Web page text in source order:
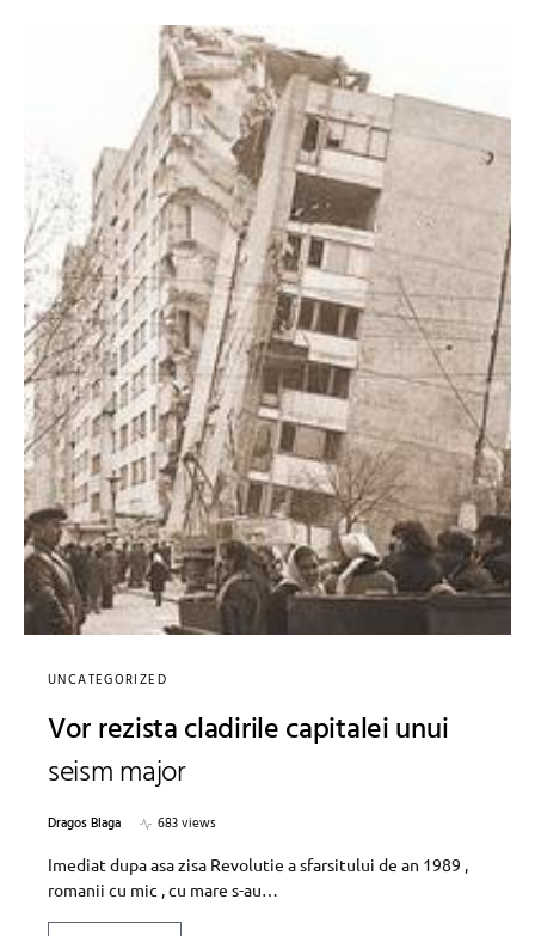
UNCATEGORIZED
Vor rezista cladirile capitalei unui
seism major
Dragos Blaga
683 views
Imediat dupa asa zisa Revolutie a sfarsitului de an 1989 ,
romanii cu mic , cu mare s-au…